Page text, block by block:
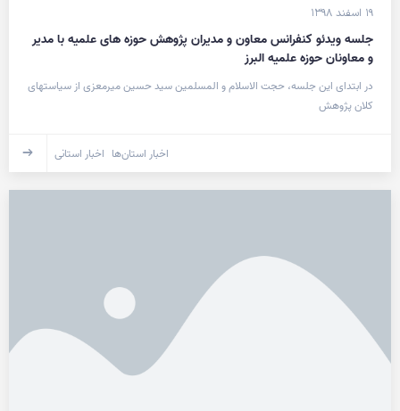
۱۹ اسفند ۱۳۹۸
جلسه ویدئو کنفرانس معاون و مدیران پژوهش حوزه های علمیه با مدیر
و معاونان حوزه علمیه البرز
در ابتدای این جلسه، حجت الاسلام و المسلمین سید حسین میرمعزی از سیاست­های
کلان پژوهش
اخبار استان‌ها اخبار استانی